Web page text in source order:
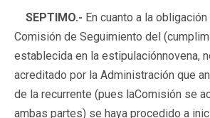
SEPTIMO.- En cuanto a la
Comisión de Seguimiento del
establecida en la estipulaciónnovena,
acreditado por la Administración que
de la recurrente (pues laComisión se
ambas partes) se haya procedido a